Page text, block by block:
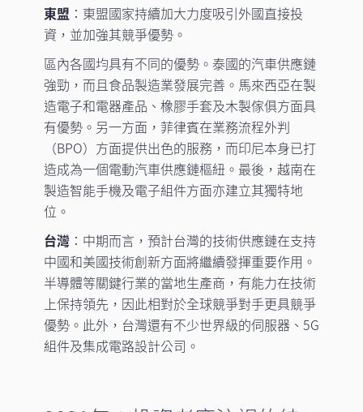
東盟 ：東盟國家持續加大力度吸引外國直接投
資，並加強其競爭優勢。
區內各國均具有不同的優勢。泰國的汽車供應鏈
強勁，而且食品製造業發展完善。馬來西亞在製
造電子和電器產品、橡膠手套及木製傢俱方面具
有優勢。另一方面，菲律賓在業務流程外判
（BPO）方面提供出色的服務，而印尼本身已打
造成為一個電動汽車供應鏈樞紐。最後，越南在
製造智能手機及電子組件方面亦建立其獨特地
位。
台灣：中期而言，預計台灣的技術供應鏈在支持
中國和美國技術創新方面將繼續發揮重要作用。
半導體等關鍵行業的當地生產商，有能力在技術
上保持領先，因此相對於全球競爭對手更具競爭
優勢。此外，台灣還有不少世界級的伺服器、5G
組件及集成電路設計公司。